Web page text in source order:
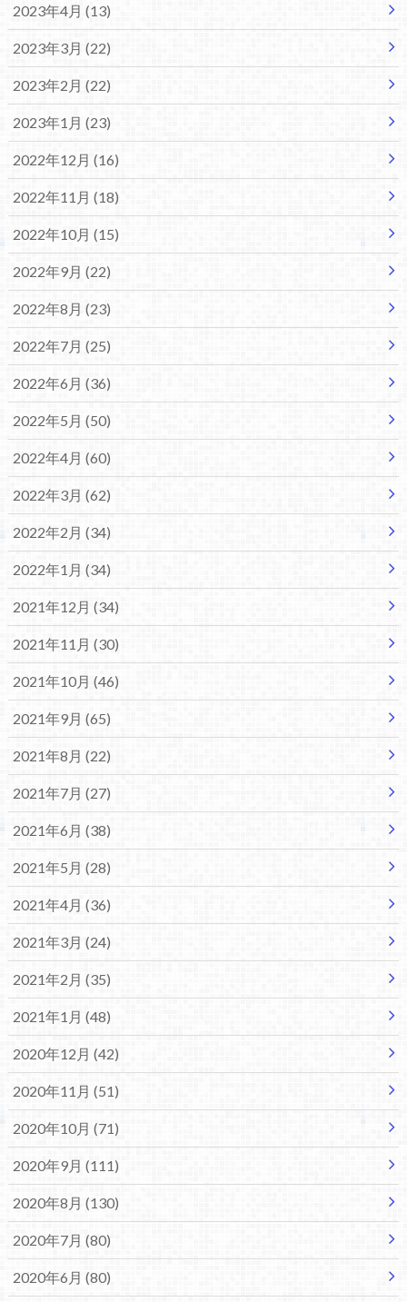
2023年4月 (13)
2023年3月 (22)
2023年2月 (22)
2023年1月 (23)
2022年12月 (16)
2022年11月 (18)
2022年10月 (15)
2022年9月 (22)
2022年8月 (23)
2022年7月 (25)
2022年6月 (36)
2022年5月 (50)
2022年4月 (60)
2022年3月 (62)
2022年2月 (34)
2022年1月 (34)
2021年12月 (34)
2021年11月 (30)
2021年10月 (46)
2021年9月 (65)
2021年8月 (22)
2021年7月 (27)
2021年6月 (38)
2021年5月 (28)
2021年4月 (36)
2021年3月 (24)
2021年2月 (35)
2021年1月 (48)
2020年12月 (42)
2020年11月 (51)
2020年10月 (71)
2020年9月 (111)
2020年8月 (130)
2020年7月 (80)
2020年6月 (80)